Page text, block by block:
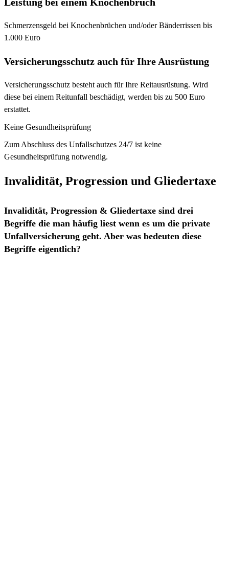
Schmerzensgeld bei Knochenbrüchen und/oder Bänderrissen bis
1.000 Euro
Versicherungsschutz auch für Ihre Ausrüstung
Versicherungsschutz besteht auch für Ihre Reitausrüstung. Wird
diese bei einem Reitunfall beschädigt, werden bis zu 500 Euro
erstattet.
Keine Gesundheitsprüfung
Zum Abschluss des Unfallschutzes 24/7 ist keine
Gesundheitsprüfung notwendig.
Invalidität, Progression und Gliedertaxe
Invalidität, Progression & Gliedertaxe sind drei
Begriffe die man häufig liest wenn es um die private
Unfallversicherung geht. Aber was bedeuten diese
Begriffe eigentlich?